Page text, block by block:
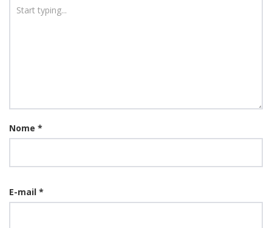
Nome *
E-mail *